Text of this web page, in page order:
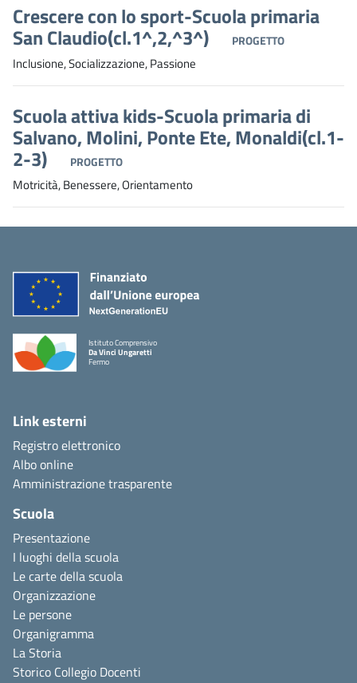
Crescere con lo sport-Scuola primaria
San Claudio(cl.1^,2,^3^) PROGETTO
Inclusione, Socializzazione, Passione
Scuola attiva kids-Scuola primaria di
Salvano, Molini, Ponte Ete, Monaldi(cl.1-
2-3) PROGETTO
Motricità, Benessere, Orientamento
Istituto Comprensivo
Da Vinci Ungaretti
Fermo
Link esterni
Registro elettronico
Albo online
Amministrazione trasparente
Scuola
Presentazione
I luoghi della scuola
Le carte della scuola
Organizzazione
Le persone
Organigramma
La Storia
Storico Collegio Docenti